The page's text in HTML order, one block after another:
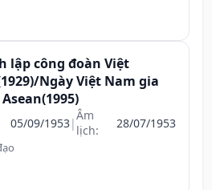
lập công đoàn Việt
Ngày Việt Nam gia
05/09/1953|Âm
lịch:
28/07/1953